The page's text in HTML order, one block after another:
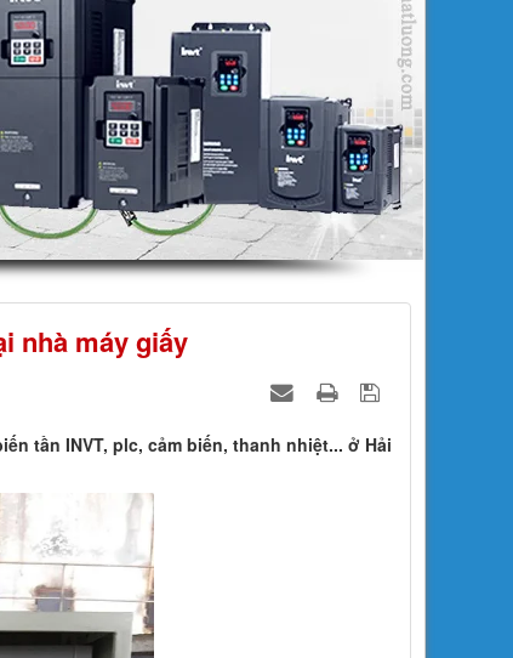
nhà máy giấy
tần INVT, plc, cảm biến, thanh nhiệt... ở Hải